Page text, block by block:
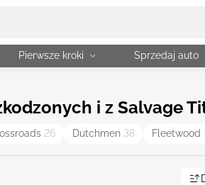
Pierwsze kroki Sprzedaj auto
i z Salvage
26 Dutchmen 38 Fleetwood